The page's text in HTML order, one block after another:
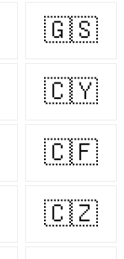
🇬🇸
🇨🇾
🇨🇫
🇨🇿